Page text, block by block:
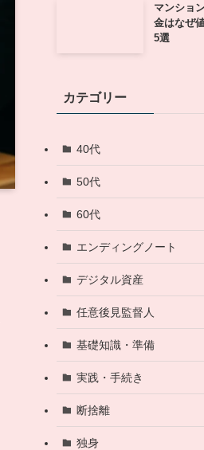
マンショ
金はなぜ
5選
カテゴリー
40代
50代
60代
エンディングノート
デジタル資産
任意後見監督人
基礎知識・準備
実践・手続き
断捨離
独身